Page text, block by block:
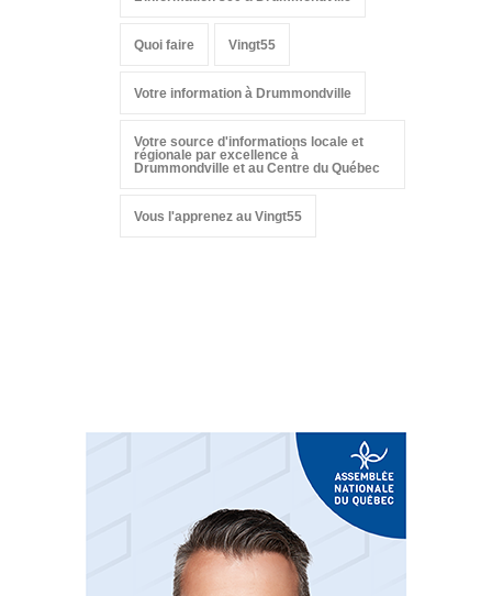
Quoi faire Vingt55
Votre information à Drummondville
Votre source d'informations locale et
régionale par excellence à
Drummondville et au Centre du Québec
Vous l'apprenez au Vingt55